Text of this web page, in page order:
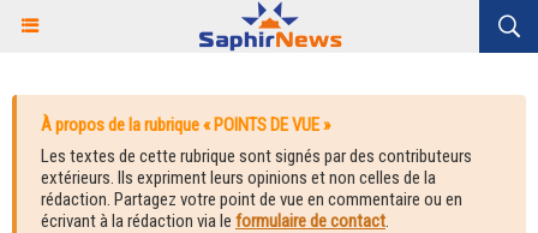
À propos de la rubrique « POINTS DE VUE »
Les textes de cette rubrique sont signés par des contributeurs
extérieurs. Ils expriment leurs opinions et non celles de la
rédaction. Partagez votre point de vue en commentaire ou en
écrivant à la rédaction via le formulaire de contact.